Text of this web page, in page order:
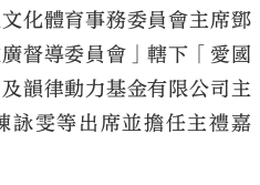
化體育事務委員會主席鄧
督導委員會」轄下「愛國
韻律動力基金有限公司主
詠雯等出席並擔任主禮嘉